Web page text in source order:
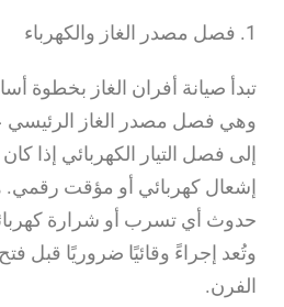
1. فصل مصدر الغاز والكهرباء
تبدأ صيانة أفران الغاز بخطوة
وهي فصل مصدر الغاز الرئيسي
إلى فصل التيار الكهربائي إذا
إشعال كهربائي أو مؤقت رقمي.
حدوث أي تسرب أو شرارة
وتُعد إجراءً وقائيًا ضروريًا قبل
الفرن.